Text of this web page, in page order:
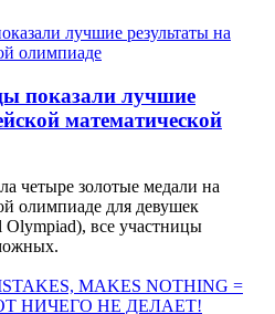
показали лучшие
математической
четыре золотые медали на
олимпиаде для девушек
Olympiad), все участницы